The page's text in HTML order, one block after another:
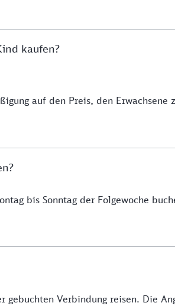
kaufen?
auf den Preis, den Erwachsene
bis Sonntag der Folgewoche
gebuchten Verbindung reisen. Die